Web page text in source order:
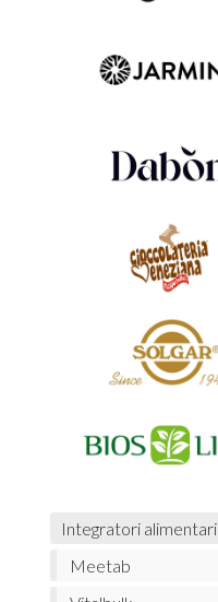
Integratori alimentari
Meetab